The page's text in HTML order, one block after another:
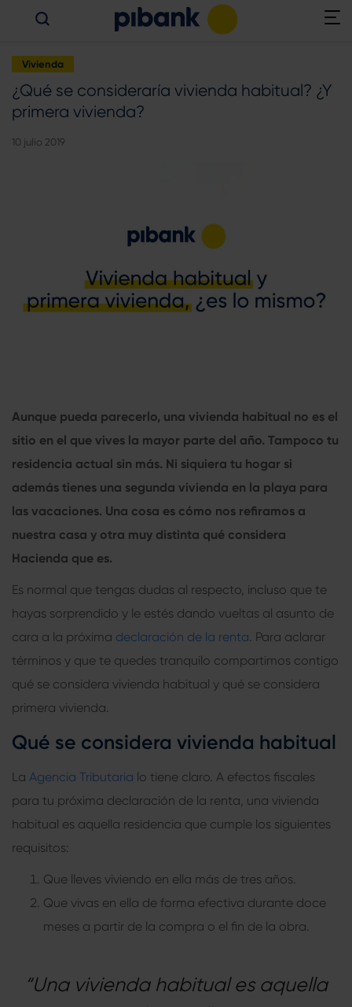
Vivienda
¿Qué se consideraría vivienda habitual? ¿Y
primera vivienda?
10 julio 2019
Aunque pueda parecerlo, una vivienda habitual no es el
sitio en el que vives la mayor parte del año. Tampoco tu
residencia actual sin más. Ni siquiera tu hogar si
además tienes una segunda vivienda en la playa para
las vacaciones. Una cosa es cómo nos refiramos a
nuestra casa y otra muy distinta qué considera
Hacienda que es.
Es normal que tengas dudas al respecto, incluso que te
hayas sorprendido y le estés dando vueltas al asunto de
cara a la próxima declaración de la renta . Para aclarar
términos y que te quedes tranquilo compartimos contigo
qué se considera vivienda habitual y qué se considera
primera vivienda.
Qué se considera vivienda habitual
La Agencia Tributaria lo tiene claro. A efectos fiscales
para tu próxima declaración de la renta, una vivienda
habitual es aquella residencia que cumple los siguientes
requisitos:
Que lleves viviendo en ella más de tres años.
Que vivas en ella de forma efectiva durante doce
meses a partir de la compra o el fin de la obra.
“Una vivienda habitual es aquella